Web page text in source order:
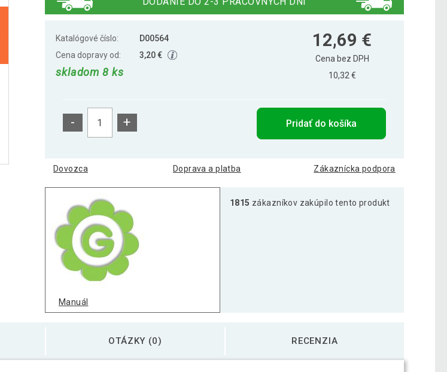
Katalógové číslo:
D00564
Cena dopravy od:
3,20 €
skladom 8 ks
12,69 €
Cena bez DPH
10,32 €
- + Pridať do košíka
Dovozca Doprava a platba Zákaznícka podpora
Manuál
1815 zákazníkov zakúpilo tento produkt
OTÁZKY (0) RECENZIA